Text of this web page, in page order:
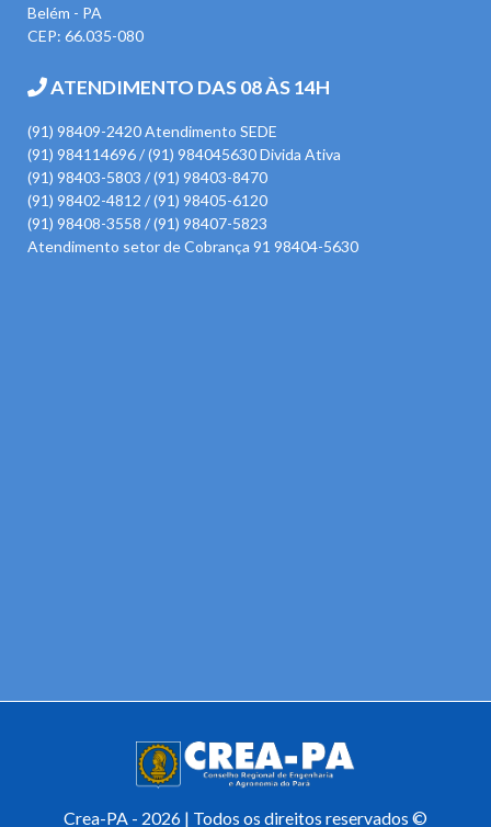
Belém - PA
CEP: 66.035-080
ATENDIMENTO DAS 08 ÀS 14H
(91) 98409-2420 Atendimento SEDE
(91) 984114696 / (91) 984045630 Divida Ativa
(91) 98403-5803 / (91) 98403-8470
(91) 98402-4812 / (91) 98405-6120
(91) 98408-3558 / (91) 98407-5823
Atendimento setor de Cobrança 91 98404-5630
Crea-PA - 2026 | Todos os direitos reservados ©